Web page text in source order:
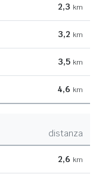
2,3 km
3,2 km
3,5 km
4,6 km
distanza
2,6 km